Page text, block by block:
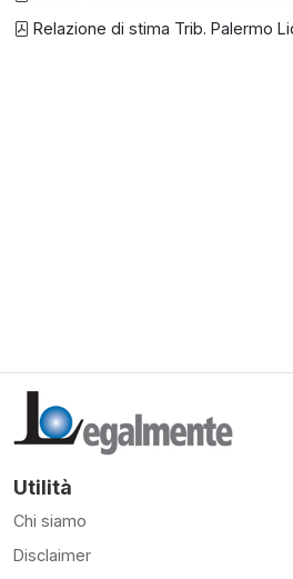
Relazione di stima Trib. Palermo
Utilità
Chi siamo
Disclaimer